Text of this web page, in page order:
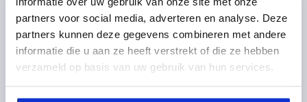
partners voor social media, adverteren en analyse. Deze
partners kunnen deze gegevens combineren met andere
informatie die u aan ze heeft verstrekt of die ze hebben
verzameld op basis van uw gebruik van hun services.